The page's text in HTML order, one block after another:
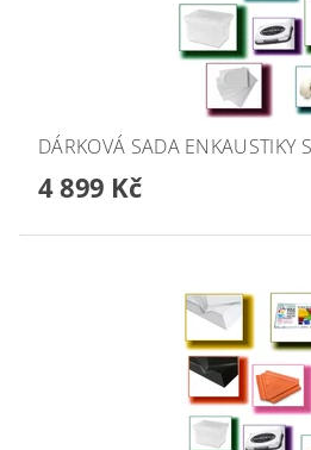
DÁRKOVÁ SADA ENKAUSTIKY
4 899 Kč